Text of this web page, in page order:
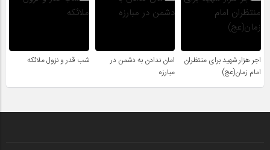
اجر هزار شهید برای منتظران
امام زمان(عج)
امان ندادن به دشمن در
مبارزه
شب قدر و نزول ملائکه